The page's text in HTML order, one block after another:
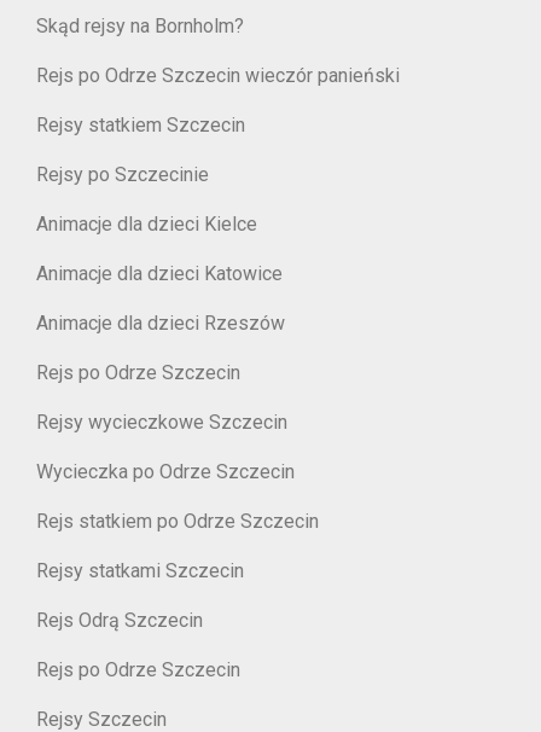
Skąd rejsy na Bornholm?
Rejs po Odrze Szczecin wieczór panieński
Rejsy statkiem Szczecin
Rejsy po Szczecinie
Animacje dla dzieci Kielce
Animacje dla dzieci Katowice
Animacje dla dzieci Rzeszów
Rejs po Odrze Szczecin
Rejsy wycieczkowe Szczecin
Wycieczka po Odrze Szczecin
Rejs statkiem po Odrze Szczecin
Rejsy statkami Szczecin
Rejs Odrą Szczecin
Rejs po Odrze Szczecin
Rejsy Szczecin